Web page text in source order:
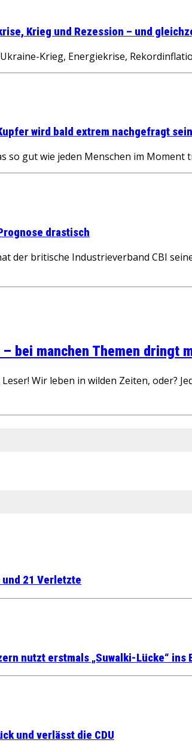
Krieg und Rezession – und
Ukraine-Krieg, Energiekrise,
wird bald extrem nachgefragt
so gut wie jeden Menschen im
drastisch
der britische Industrieverband CBI
bei manchen Themen dringt
Wir leben in wilden Zeiten, oder?
und 21 Verletzte
nutzt erstmals „Suwalki-Lücke“ ins
und verlässt die CDU